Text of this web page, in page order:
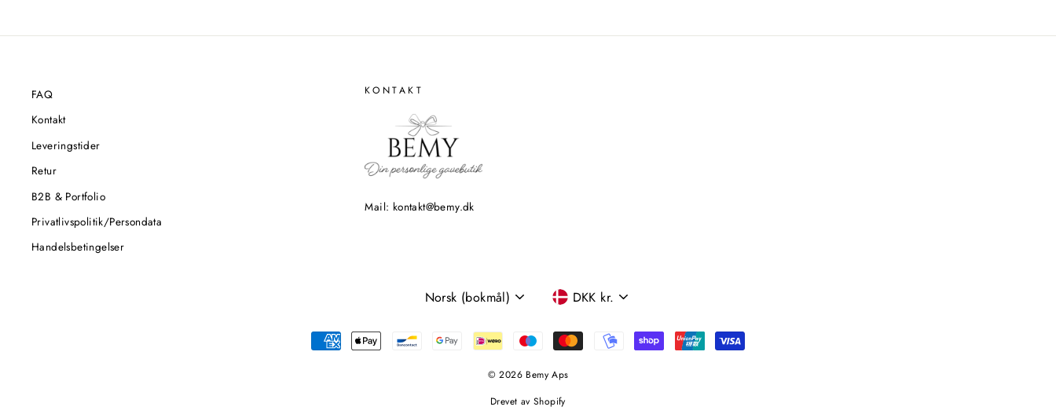
FAQ
Kontakt
Leveringstider
Retur
B2B & Portfolio
Privatlivspolitik/Persondata
Handelsbetingelser
KONTAKT
Mail: kontakt@bemy.dk
SPROG
Norsk (bokmål) VALUTA
DKK kr.
© 2026 Bemy Aps
Drevet av Shopify